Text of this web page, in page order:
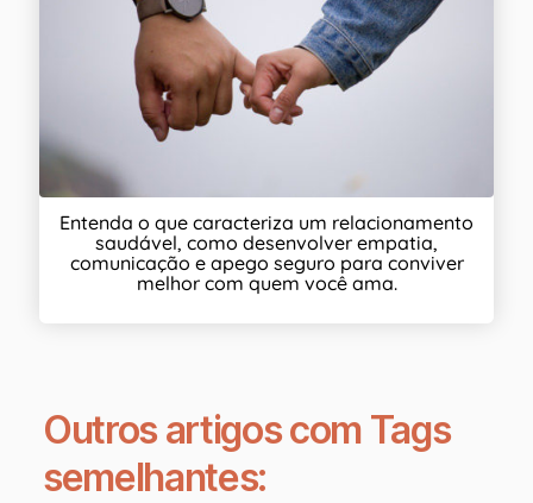
Entenda o que caracteriza um relacionamento
saudável, como desenvolver empatia,
comunicação e apego seguro para conviver
melhor com quem você ama.
Outros artigos com Tags
semelhantes: